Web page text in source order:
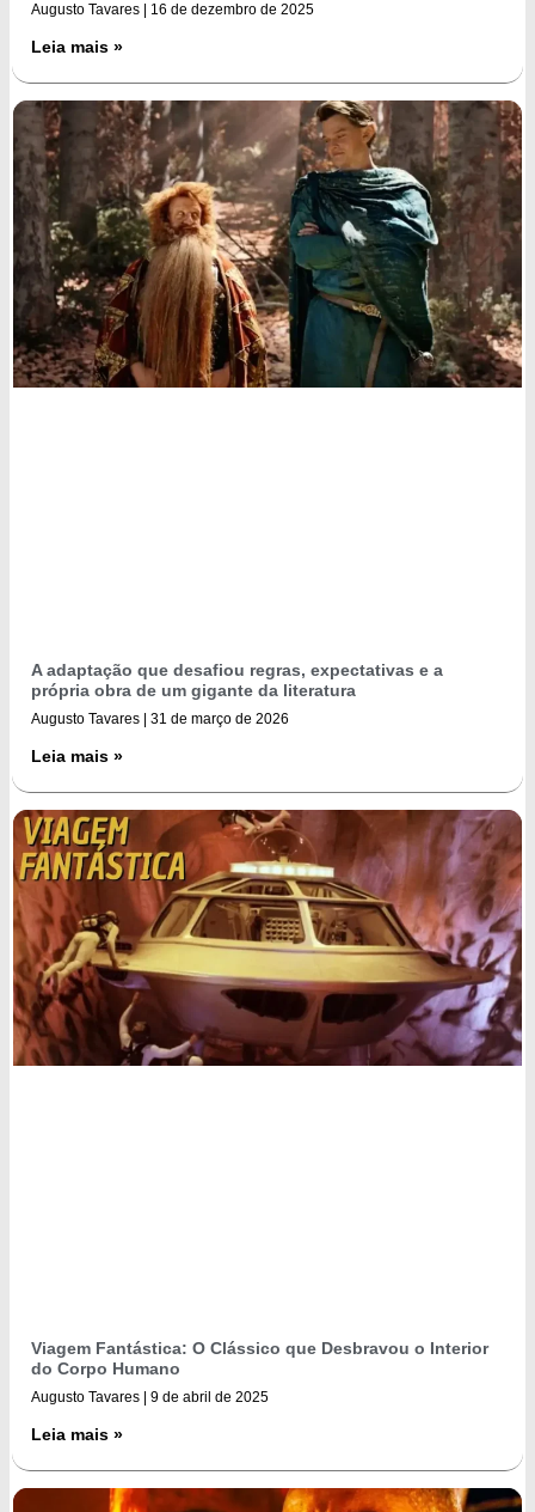
Augusto Tavares 16 de dezembro de 2025
Leia mais »
A adaptação que desafiou regras, expectativas e a
própria obra de um gigante da literatura
Augusto Tavares 31 de março de 2026
Leia mais »
Viagem Fantástica: O Clássico que Desbravou o Interior
do Corpo Humano
Augusto Tavares 9 de abril de 2025
Leia mais »